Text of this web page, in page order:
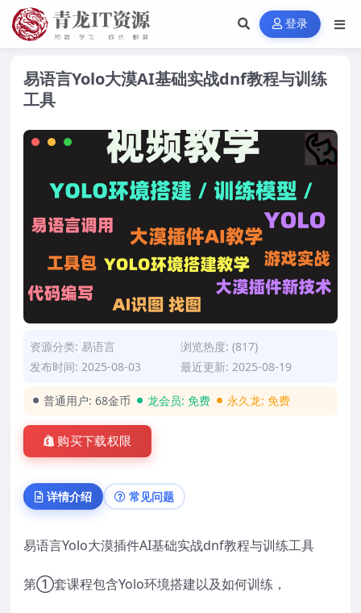
登录
易语言Yolo大漠AI基础实战dnf教程与训练
工具
资源分类: 易语言
浏览热度: (817)
发布时间: 2025-08-03
最近更新: 2025-08-19
普通用户: 68金币 龙会员: 免费 永久龙: 免费
购买下载权限
详情介绍 常见问题
易语言Yolo大漠插件AI基础实战dnf教程与训练工具
第①套课程包含Yolo环境搭建以及如何训练，